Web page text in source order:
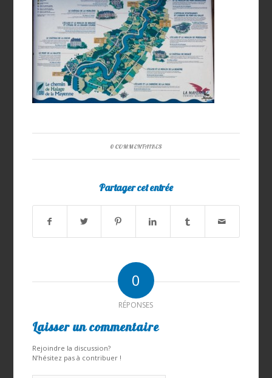
0 COMMENTAIRES
Partager cet entrée
0
RÉPONSES
Laisser un commentaire
Rejoindre la discussion?
N’hésitez pas à contribuer !